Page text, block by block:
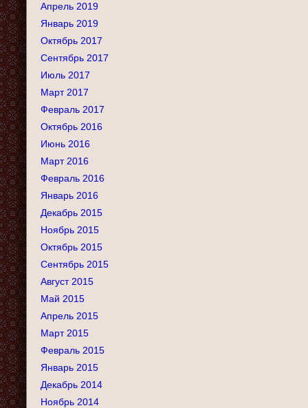
Апрель 2019
Январь 2019
Октябрь 2017
Сентябрь 2017
Июль 2017
Март 2017
Февраль 2017
Октябрь 2016
Июнь 2016
Март 2016
Февраль 2016
Январь 2016
Декабрь 2015
Ноябрь 2015
Октябрь 2015
Сентябрь 2015
Август 2015
Май 2015
Апрель 2015
Март 2015
Февраль 2015
Январь 2015
Декабрь 2014
Ноябрь 2014